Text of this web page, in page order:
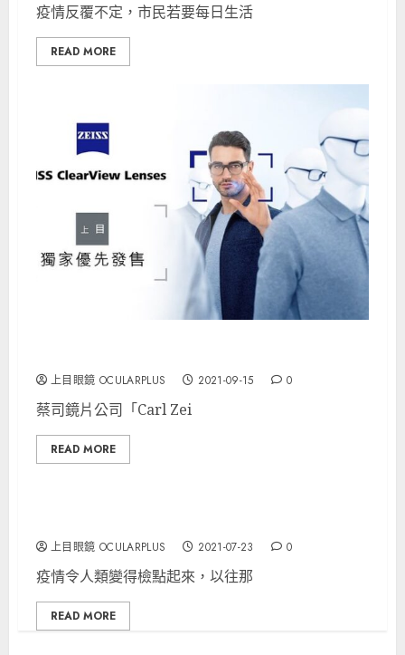
疫情反覆不定，市民若要每日生活
READ MORE
上目眼鏡 OCULARPLUS 2021-09-15 0
蔡司鏡片公司「Carl Zei
READ MORE
上目眼鏡 OCULARPLUS 2021-07-23 0
疫情令人類變得檢點起來，以往那
READ MORE